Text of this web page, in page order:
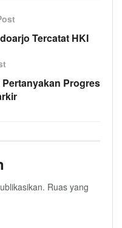
Tercatat HKI
Progres
Ruas yang